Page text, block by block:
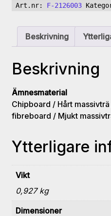
handsåg
260x2.6/1.8x30
Z60
mängd
Art.nr: F-2126003
Beskrivning
Beskrivning
Ämnesmaterial
Chipboard / Hårt
fibreboard / Mjukt
Ytterligare
Vikt
0,927 kg
Dimensioner